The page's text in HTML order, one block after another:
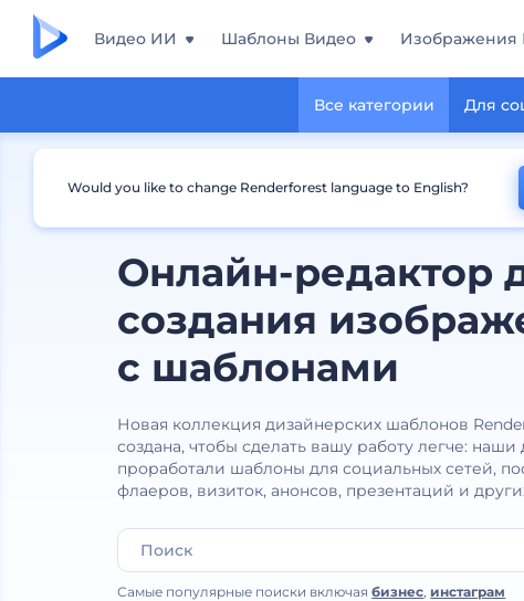
Видео ИИ Шаблоны Видео Изображения
Все категории Для
Онлайн-редактор
создания
с шаблонами
Новая коллекция дизайнерских шаблонов
создана, чтобы сделать вашу работу легче:
проработали шаблоны для социальных сетей,
флаеров, визиток, анонсов, презентаций и
Самые популярные поиски включаябизнес, инстаграм
Would you like to change Renderforest language to English?